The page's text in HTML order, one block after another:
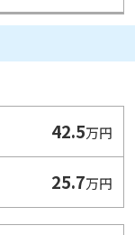
42.5万円
25.7万円